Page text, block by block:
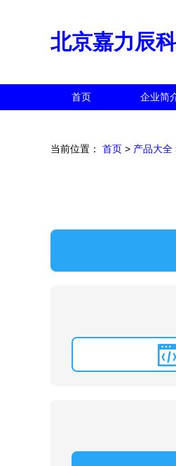
北京嘉力辰
首页 企业简
当前位置： 首页 > 产品大全